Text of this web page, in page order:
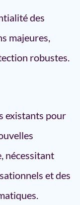
des
majeures,
robustes.
existants pour
nécessitant
et des